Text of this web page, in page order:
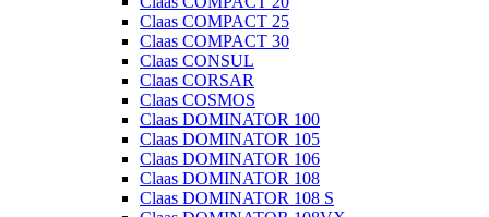
Claas COMPACT 25
Claas COMPACT 30
Claas CONSUL
Claas CORSAR
Claas COSMOS
Claas DOMINATOR 100
Claas DOMINATOR 105
Claas DOMINATOR 106
Claas DOMINATOR 108
Claas DOMINATOR 108 S